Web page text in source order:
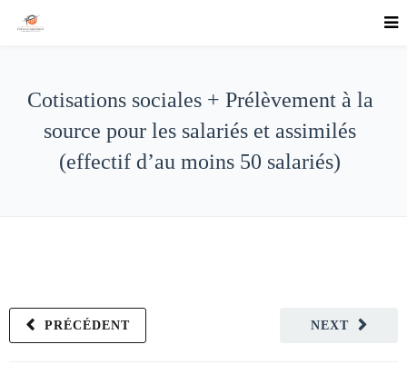
Cotisations sociales + Prélèvement à la
source pour les salariés et assimilés
(effectif d’au moins 50 salariés)
NEXT
PRÉCÉDENT